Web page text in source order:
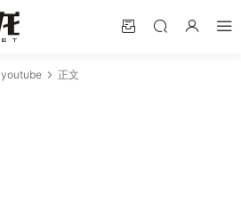
youtube 正文